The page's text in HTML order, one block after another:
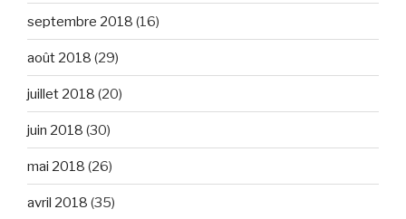
septembre 2018 (16)
août 2018 (29)
juillet 2018 (20)
juin 2018 (30)
mai 2018 (26)
avril 2018 (35)